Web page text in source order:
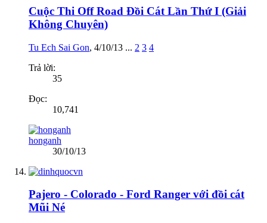
Cuộc Thi Off Road Đồi Cát Lần Thứ I (Giải
Không Chuyên)
Tu Ech Sai Gon, 4/10/13 ... 2 3 4
Trả lời:
35
Đọc:
10,741
honganh
30/10/13
Pajero - Colorado - Ford Ranger với đồi cát
Mũi Né